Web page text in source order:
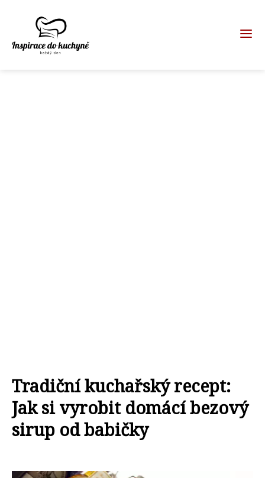
Tradiční kuchařský recept:
Jak si vyrobit domácí bezový
sirup od babičky